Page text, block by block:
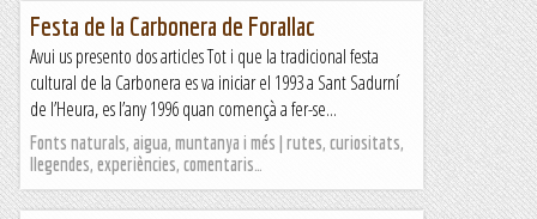
Festa de la Carbonera de Forallac
Avui us presento dos articles Tot i que la tradicional festa
cultural de la Carbonera es va iniciar el 1993 a Sant Sadurní
de l’Heura, es l’any 1996 quan començà a fer-se...
Fonts naturals, aigua, muntanya i més | rutes, curiositats,
llegendes, experiències, comentaris…